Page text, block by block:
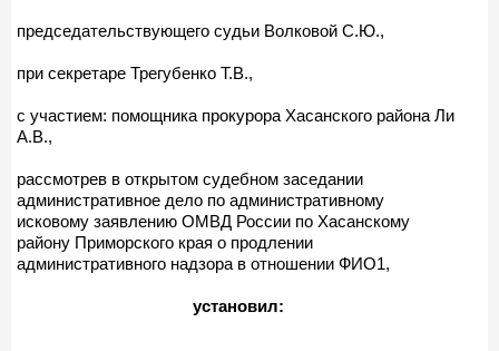
председательствующего судьи Волковой С.Ю.,
при секретаре Трегубенко Т.В.,
с участием: помощника прокурора Хасанского района Ли
А.В.,
рассмотрев в открытом судебном заседании
административное дело по административному
исковому заявлению ОМВД России по Хасанскому
району Приморского края о продлении
административного надзора в отношении ФИО1,
установил: